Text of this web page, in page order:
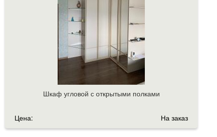
Шкаф угловой с открытыми полками
Цена: На заказ